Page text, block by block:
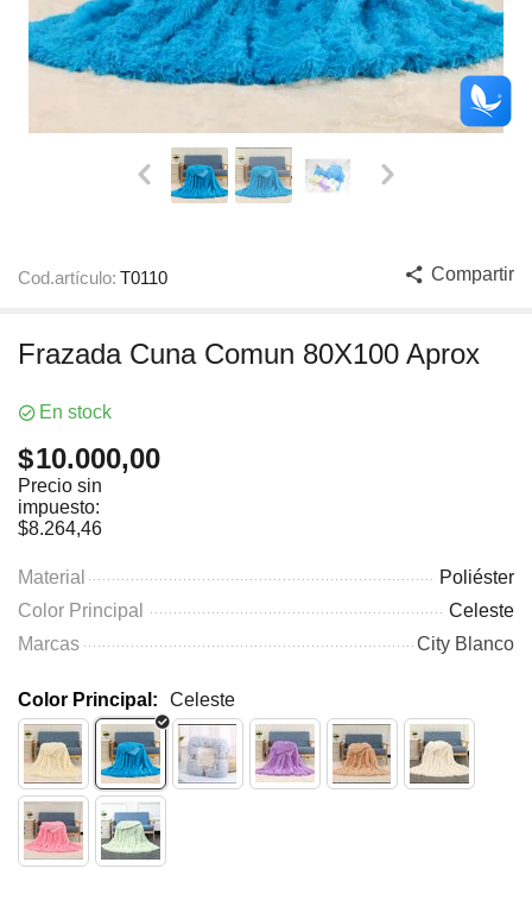
Cod.artículo: T0110 Compartir
Frazada Cuna Comun 80X100 Aprox
En stock
$10.000,00
Precio sin
impuesto:
$8.264,46
Material
Poliéster
Color Principal
Celeste
Marcas
City Blanco
Color Principal: Celeste